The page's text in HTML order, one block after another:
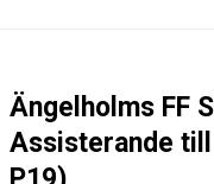
LÄNKAR
Ängelholms FF
Assisterande